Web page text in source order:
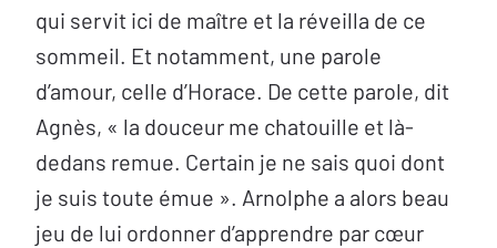
qui servit ici de maître et la réveilla de ce
sommeil. Et notamment, une parole
d’amour, celle d’Horace. De cette parole, dit
Agnès, « la douceur me chatouille et là-
dedans remue. Certain je ne sais quoi dont
je suis toute émue ». Arnolphe a alors beau
jeu de lui ordonner d’apprendre par cœur